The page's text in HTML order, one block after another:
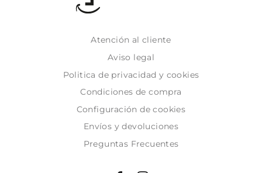
Atención al cliente
Aviso legal
Politica de privacidad y cookies
Condiciones de compra
Configuración de cookies
Envíos y devoluciones
Preguntas Frecuentes